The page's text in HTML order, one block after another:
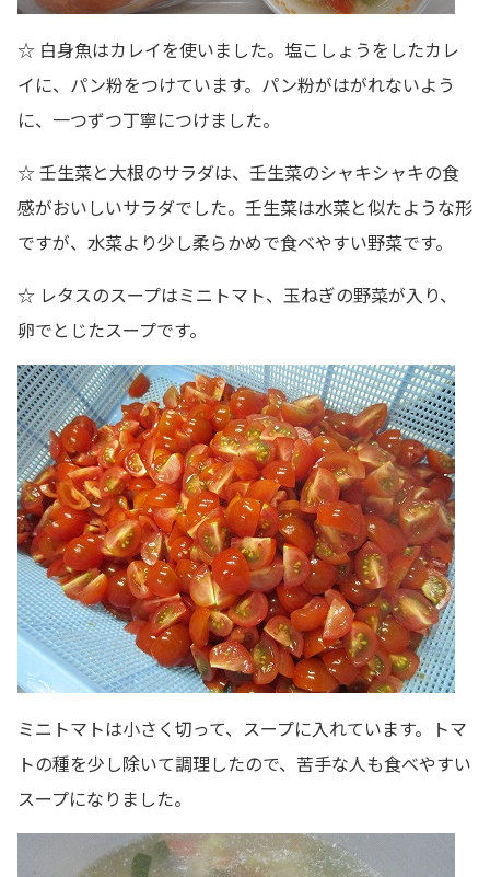
☆ 白身魚はカレイを使いました。塩こしょうをしたカレ
イに、パン粉をつけています。パン粉がはがれないよう
に、一つずつ丁寧につけました。
☆ 壬生菜と大根のサラダは、壬生菜のシャキシャキの食
感がおいしいサラダでした。壬生菜は水菜と似たような形
ですが、水菜より少し柔らかめで食べやすい野菜です。
☆ レタスのスープはミニトマト、玉ねぎの野菜が入り、
卵でとじたスープです。
ミニトマトは小さく切って、スープに入れています。トマ
トの種を少し除いて調理したので、苦手な人も食べやすい
スープになりました。